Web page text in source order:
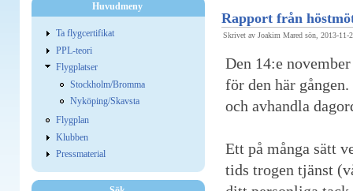
Huvudmeny
Ta flygcertifikat
PPL-teori
Flygplatser
Stockholm/Bromma
Nyköping/Skavsta
Flygplan
Klubben
Pressmaterial
Rapport från
Skrivet av Joakim Mared sön, 2013-11-
Den 14:e
för den här
och avhandla
Ett på många sätt
tids trogen tjänst